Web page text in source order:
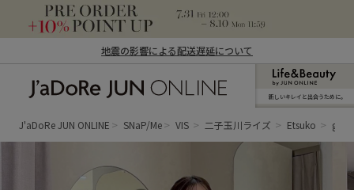
地震の影響による配送遅延について
ン オンライン）
新しいキレイと出合うために。
J'aDoRe JUN ONLINE SNaP/Me VIS 二子玉川ライズ Etsuko